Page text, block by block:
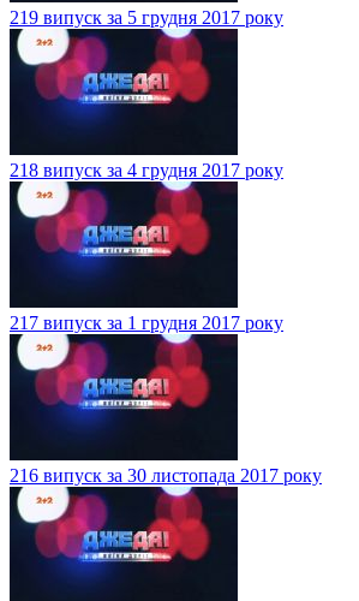
219 випуск за 5 грудня 2017 року
218 випуск за 4 грудня 2017 року
217 випуск за 1 грудня 2017 року
216 випуск за 30 листопада 2017 року